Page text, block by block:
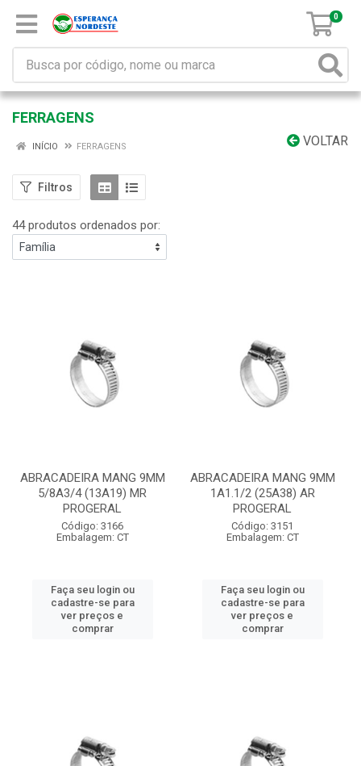
0
FERRAGENS
VOLTAR
INÍCIO FERRAGENS
Filtros
44 produtos ordenados por:
ABRACADEIRA MANG 9MM
5/8A3/4 (13A19) MR
PROGERAL
Código: 3166
Embalagem: CT
Faça seu login ou
cadastre-se para
ver preços e
comprar
ABRACADEIRA MANG 9MM
1A1.1/2 (25A38) AR
PROGERAL
Código: 3151
Embalagem: CT
Faça seu login ou
cadastre-se para
ver preços e
comprar